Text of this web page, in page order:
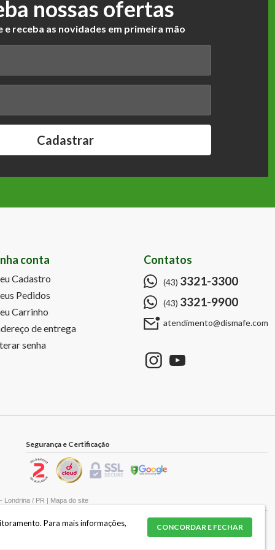
Para mais informações,
CONCORDAR E FECHAR
nossas ofertas
e receba as novidades em primeira mão
Cadastrar
conta
Cadastro
Pedidos
Carrinho
de entrega
senha
Contatos
(43) 3321-3300
(43) 3321-9900
atendimento@dismafe.com
Segurança e Certificação
Londrina / PR | Mapa do site